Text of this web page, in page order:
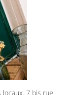
7 bis rue